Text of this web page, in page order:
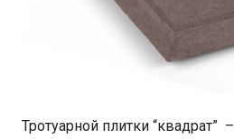
Тротуарной плитки “квадрат”